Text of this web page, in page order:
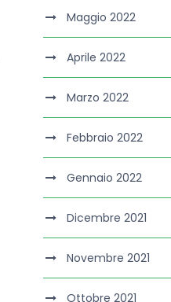
Maggio 2022
Aprile 2022
Marzo 2022
Febbraio 2022
Gennaio 2022
Dicembre 2021
Novembre 2021
Ottobre 2021